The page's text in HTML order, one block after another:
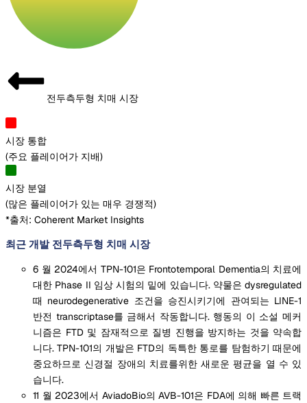
전두측두형 치매 시장
시장 통합
(주요 플레이어가 지배)
시장 분열
(많은 플레이어가 있는 매우 경쟁적)
*출처: Coherent Market Insights
최근 개발 전두측두형 치매 시장
6 월 2024에서 TPN-101은 Frontotemporal Dementia의 치료에
대한 Phase II 임상 시험의 밑에 있습니다. 약물은 dysregulated
때 neurodegenerative 조건을 승진시키기에 관여되는 LINE-1
반전 transcriptase를 금해서 작동합니다. 행동의 이 소설 메커
니즘은 FTD 및 잠재적으로 질병 진행을 방지하는 것을 약속합
니다. TPN-101의 개발은 FTD의 독특한 통로를 탐험하기 때문에
중요하므로 신경절 장애의 치료를위한 새로운 평균을 열 수 있
습니다.
11 월 2023에서 AviadoBio의 AVB-101은 FDA에 의해 빠른 트랙